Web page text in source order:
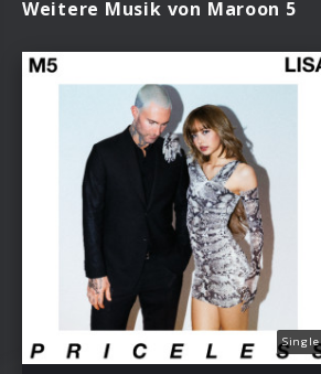
Weitere Musik von Maroon 5
Single